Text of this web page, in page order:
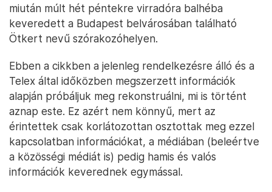
miután múlt hét péntekre virradóra balhéba
keveredett a Budapest belvárosában található
Ötkert nevű szórakozóhelyen.
Ebben a cikkben a jelenleg rendelkezésre álló és a
Telex által időközben megszerzett információk
alapján próbáljuk meg rekonstruálni, mi is történt
aznap este. Ez azért nem könnyű, mert az
érintettek csak korlátozottan osztottak meg ezzel
kapcsolatban információkat, a médiában (beleértve
a közösségi médiát is) pedig hamis és valós
információk keverednek egymással.